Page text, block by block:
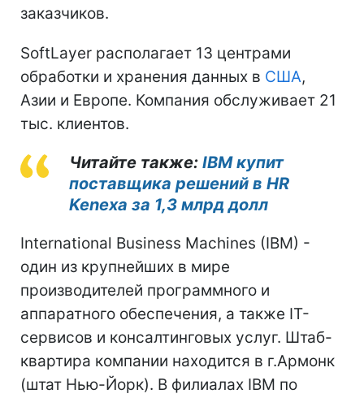
заказчиков.
SoftLayer располагает 13 центрами
обработки и хранения данных в США,
Азии и Европе. Компания обслуживает 21
тыс. клиентов.
Читайте также: IBM купит
поставщика решений в HR
Kenexa за 1,3 млрд долл
International Business Machines (IBM) -
один из крупнейших в мире
производителей программного и
аппаратного обеспечения, а также IT-
сервисов и консалтинговых услуг. Штаб-
квартира компании находится в г.Армонк
(штат Нью-Йорк). В филиалах IBM по